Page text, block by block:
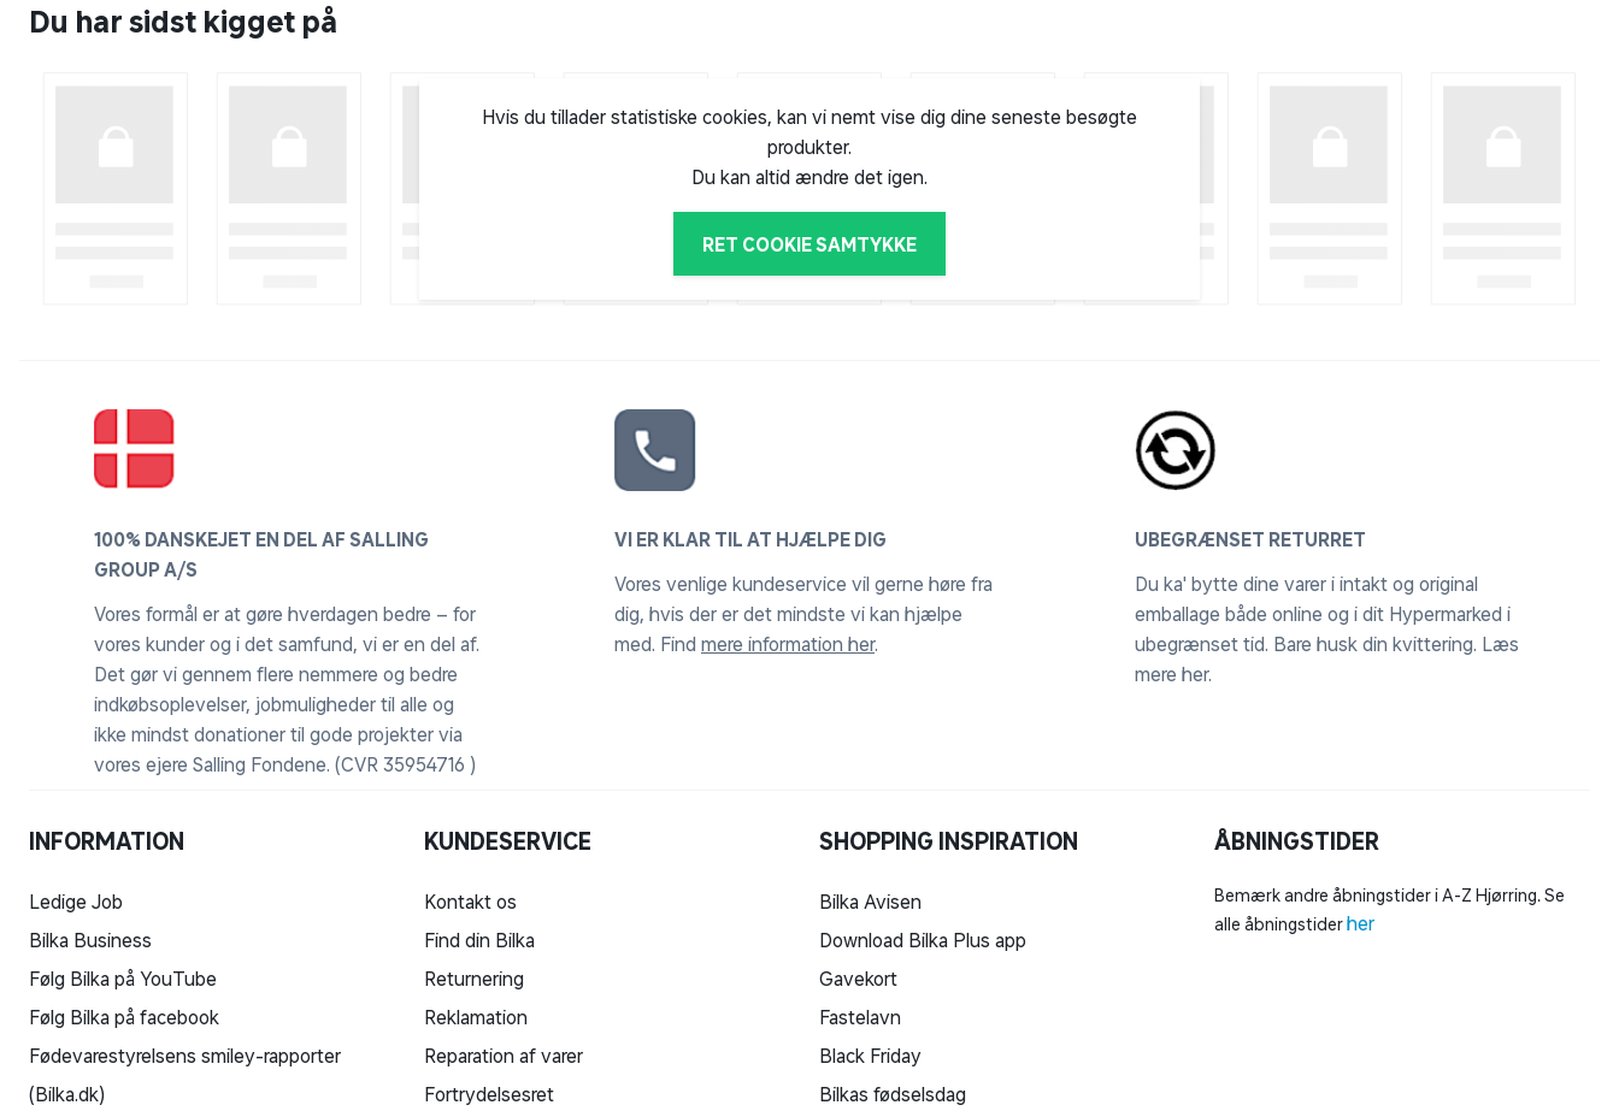
Du har sidst kigget på
Hvis du tillader statistiske cookies, kan vi nemt vise dig dine seneste besøgte
produkter.
Du kan altid ændre det igen.
RET COOKIE SAMTYKKE
100% DANSKEJET EN DEL AF SALLING
GROUP A/S
Vores formål er at gøre hverdagen bedre – for
vores kunder og i det samfund, vi er en del af.
Det gør vi gennem flere nemmere og bedre
indkøbsoplevelser, jobmuligheder til alle og
ikke mindst donationer til gode projekter via
vores ejere Salling Fondene. (CVR 35954716 )
VI ER KLAR TIL AT HJÆLPE DIG
Vores venlige kundeservice vil gerne høre fra
dig, hvis der er det mindste vi kan hjælpe
med. Find mere information her.
UBEGRÆNSET RETURRET
Du ka' bytte dine varer i intakt og original
emballage både online og i dit Hypermarked i
ubegrænset tid. Bare husk din kvittering. Læs
mere her.
INFORMATION
Ledige Job
Bilka Business
Følg Bilka på YouTube
Følg Bilka på facebook
Fødevarestyrelsens smiley-rapporter
(Bilka.dk)
KUNDESERVICE
Kontakt os
Find din Bilka
Returnering
Reklamation
Reparation af varer
Fortrydelsesret
SHOPPING INSPIRATION
Bilka Avisen
Download Bilka Plus app
Gavekort
Fastelavn
Black Friday
Bilkas fødselsdag
ÅBNINGSTIDER
Bemærk andre åbningstider i A-Z Hjørring. Se
alle åbningstiderher